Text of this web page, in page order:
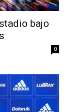
bajo
0